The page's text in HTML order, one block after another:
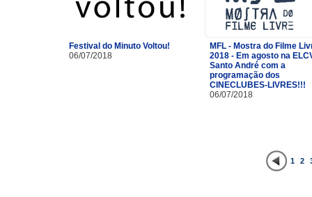
Festival do Minuto Voltou!
06/07/2018
MFL - Mostra do Filme
2018 - Em agosto na
Santo André com a
programação dos
CINECLUBES-LIVRES!!!
06/07/2018
1 2